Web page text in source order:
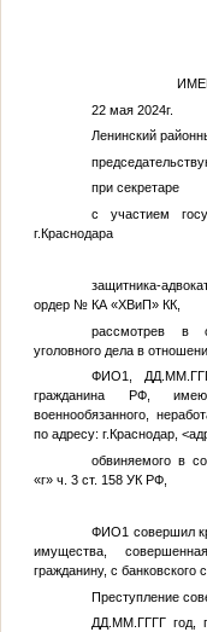
22 мая
Ленинский
при
с участием
г.Краснодара
защитника-
ордер №КА «ХВиП» КК,
рассмотрев в
уголовного дела в
ФИО1
гражданина РФ,
военнообязанного,
по адресу: г.Краснодар,
обвиняемого в
«г» ч. 3 ст. 158 УК РФ,
ФИО1 совершил
имущества,
гражданину, с банковского
Преступление
ДД.ММ.ГГГГгод,